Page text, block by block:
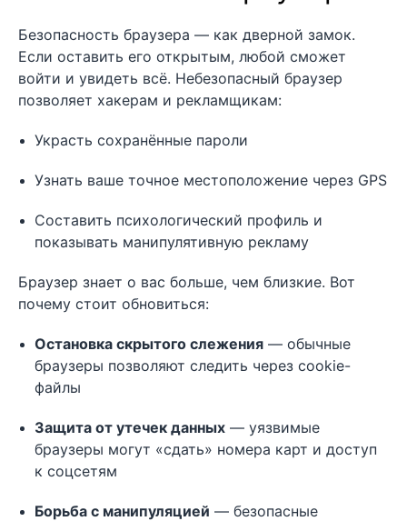
Безопасность браузера — как дверной замок.
Если оставить его открытым, любой сможет
войти и увидеть всё. Небезопасный браузер
позволяет хакерам и рекламщикам:
Украсть сохранённые пароли
Узнать ваше точное местоположение через GPS
Составить психологический профиль и
показывать манипулятивную рекламу
Браузер знает о вас больше, чем близкие. Вот
почему стоит обновиться:
Остановка скрытого слежения — обычные
браузеры позволяют следить через cookie-
файлы
Защита от утечек данных — уязвимые
браузеры могут «сдать» номера карт и доступ
к соцсетям
Борьба с манипуляцией — безопасные